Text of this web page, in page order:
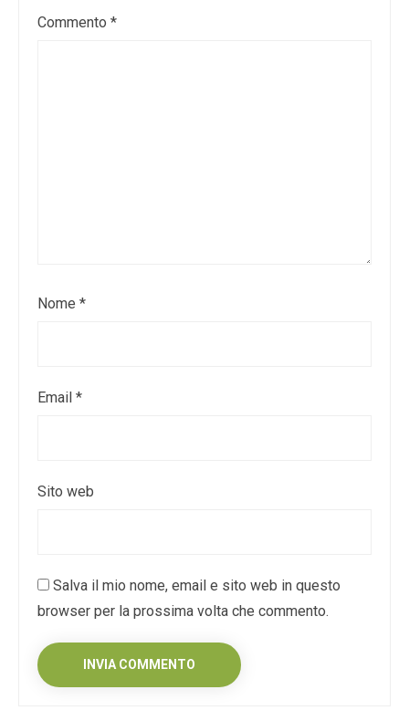
Commento *
Nome *
Email *
Sito web
Salva il mio nome, email e sito web in questo
browser per la prossima volta che commento.